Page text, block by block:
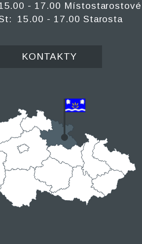
- 17.00 Místostarostové
15.00 - 17.00 Starosta
KONTAKTY